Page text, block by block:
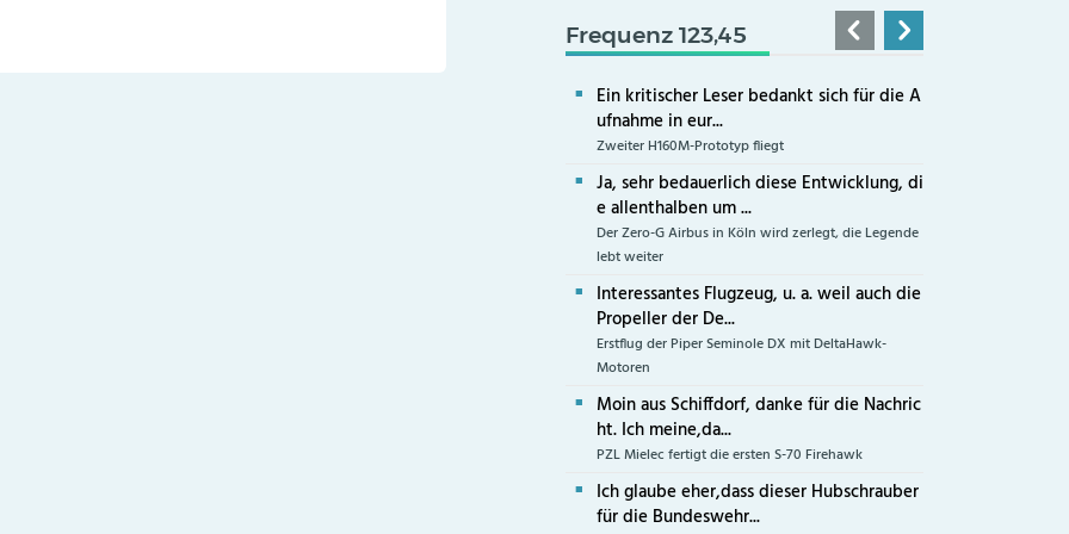
Frequenz 123,45
Ein kritischer Leser bedankt sich für die A
ufnahme in eur...
Zweiter H160M-Prototyp fliegt
Ja, sehr bedauerlich diese Entwicklung, di
e allenthalben um ...
Der Zero-G Airbus in Köln wird zerlegt, die Legende
lebt weiter
Interessantes Flugzeug, u. a. weil auch die
Propeller der De...
Erstflug der Piper Seminole DX mit DeltaHawk-
Motoren
Moin aus Schiffdorf, danke für die Nachric
ht. Ich meine,da...
PZL Mielec fertigt die ersten S-70 Firehawk
Ich glaube eher,dass dieser Hubschrauber
für die Bundeswehr...